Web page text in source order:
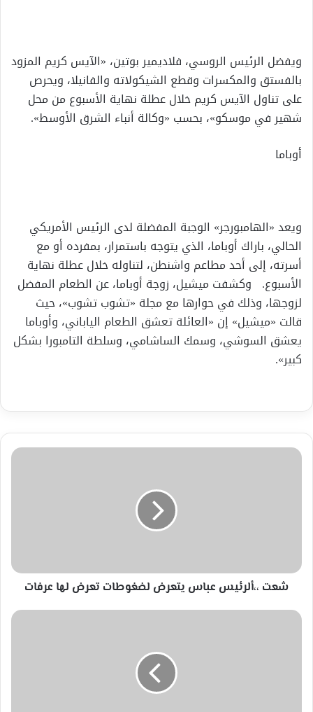
ويفضل الرئيس الروسي، فلاديمير بوتين، «الآيس كريم المزود
بالفستق والمكسرات وقطع الشيكولاته والفانيلا، ويحرص
على تناول الآيس كريم خلال عطلة نهاية الأسبوع من محل
شهير في موسكو»، بحسب «وكالة أنباء الشرق الأوسط».
أوباما
ويعد «الهامبورجر» الوجبة المفضلة لدى الرئيس الأمريكي
الحالي، باراك أوباما، الذي يتوجه باستمرار، بمفرده أو مع
أسرته، إلى أحد مطاعم واشنطن، لتناوله خلال عطلة نهاية
الأسبوع. وكشفت ميشيل، زوجة أوباما، عن الطعام المفضل
لزوجها، وذلك في حوارها مع مجلة «تشوب تشوب»، حيث
قالت «ميشيل» إن «العائلة تعشق الطعام الياباني، وأوباما
يعشق السوشي، وسمك الساشامي، وسلطة التامبورا بشكل
كبير».
شعت
شعت ،،ألرئيس عباس يتعرض لضغوطات تعرض لها عرفات
صبراً